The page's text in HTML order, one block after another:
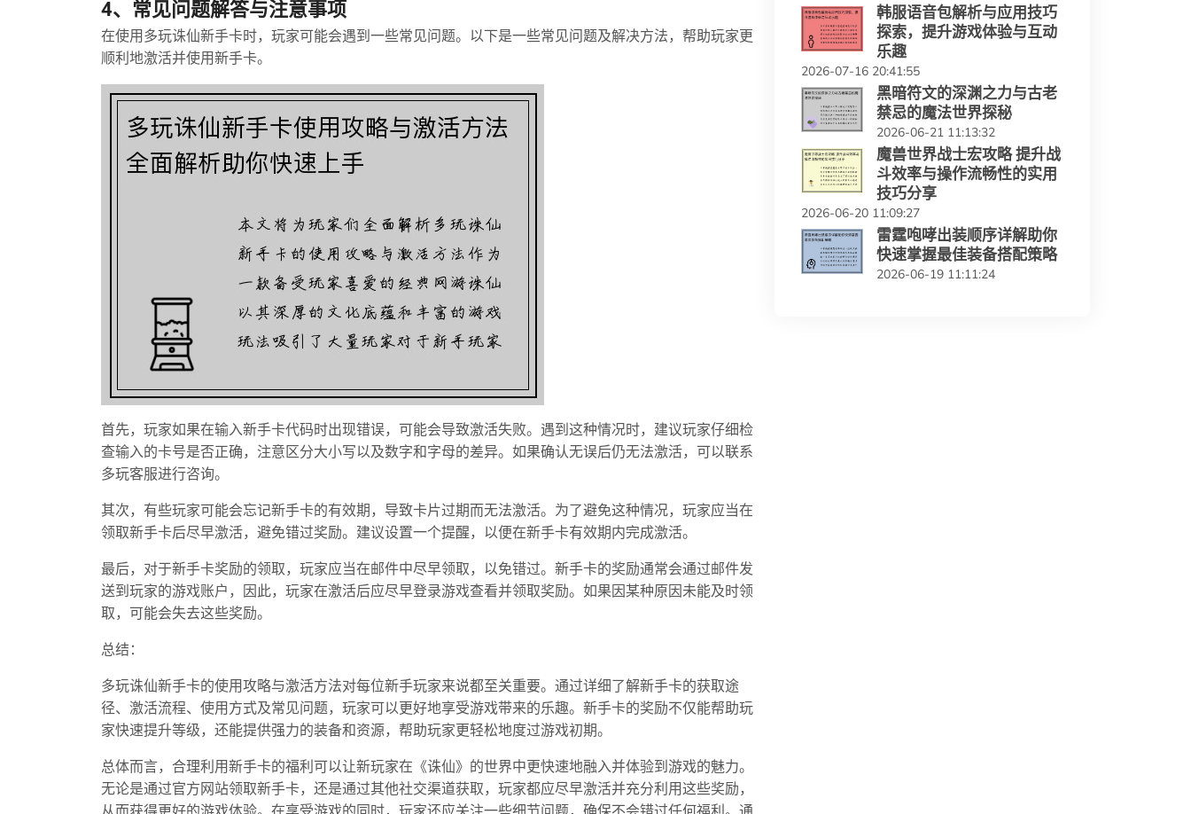
4、常见问题解答与注意事项
在使用多玩诛仙新手卡时，玩家可能会遇到一些常见问题。以下是一些常见问题及解决方法，帮助玩家更
顺利地激活并使用新手卡。
首先，玩家如果在输入新手卡代码时出现错误，可能会导致激活失败。遇到这种情况时，建议玩家仔细检
查输入的卡号是否正确，注意区分大小写以及数字和字母的差异。如果确认无误后仍无法激活，可以联系
多玩客服进行咨询。
其次，有些玩家可能会忘记新手卡的有效期，导致卡片过期而无法激活。为了避免这种情况，玩家应当在
领取新手卡后尽早激活，避免错过奖励。建议设置一个提醒，以便在新手卡有效期内完成激活。
最后，对于新手卡奖励的领取，玩家应当在邮件中尽早领取，以免错过。新手卡的奖励通常会通过邮件发
送到玩家的游戏账户，因此，玩家在激活后应尽早登录游戏查看并领取奖励。如果因某种原因未能及时领
取，可能会失去这些奖励。
总结：
多玩诛仙新手卡的使用攻略与激活方法对每位新手玩家来说都至关重要。通过详细了解新手卡的获取途
径、激活流程、使用方式及常见问题，玩家可以更好地享受游戏带来的乐趣。新手卡的奖励不仅能帮助玩
家快速提升等级，还能提供强力的装备和资源，帮助玩家更轻松地度过游戏初期。
总体而言，合理利用新手卡的福利可以让新玩家在《诛仙》的世界中更快速地融入并体验到游戏的魅力。
无论是通过官方网站领取新手卡，还是通过其他社交渠道获取，玩家都应尽早激活并充分利用这些奖励，
韩服语音包解析与应用技巧
探索，提升游戏体验与互动
乐趣
2026-07-16 20:41:55
黑暗符文的深渊之力与古老
禁忌的魔法世界探秘
2026-06-21 11:13:32
魔兽世界战士宏攻略 提升战
斗效率与操作流畅性的实用
技巧分享
2026-06-20 11:09:27
雷霆咆哮出装顺序详解助你
快速掌握最佳装备搭配策略
2026-06-19 11:11:24